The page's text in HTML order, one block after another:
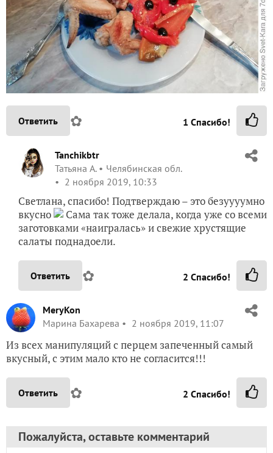
Ответить ✿ 1 Спасибо!
Tanchikbtr
Татьяна А.
Челябинская обл.
2 ноября 2019, 10:33
Светлана, спасибо! Подтверждаю – это безуууумно
вкусно
Сама так тоже делала, когда уже со всеми
заготовками «наигралась» и свежие хрустящие
салаты поднадоели.
Ответить ✿ 2 Спасибо!
MeryKon
Марина Бахарева
2 ноября 2019, 11:07
Из всех манипуляций с перцем запеченный самый
вкусный, с этим мало кто не согласится!!!
Ответить ✿ 2 Спасибо!
Пожалуйста, оставьте комментарий